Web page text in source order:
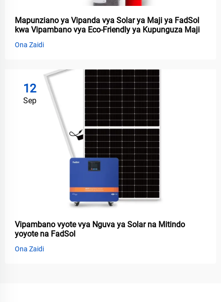
Mapunziano ya Vipanda vya Solar ya Maji ya FadSol
kwa Vipambano vya Eco-Friendly ya Kupunguza Maji
Ona Zaidi
12
Sep
Vipambano vyote vya Nguva ya Solar na Mitindo
yoyote na FadSol
Ona Zaidi